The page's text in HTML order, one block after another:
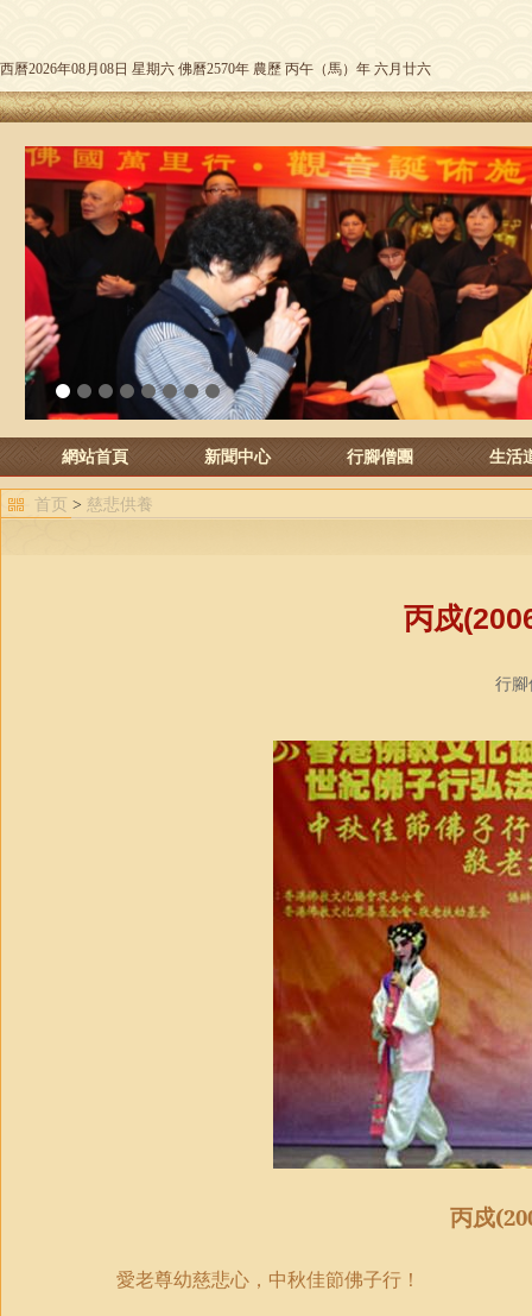
西曆2026年08月08日 星期六 佛曆2570年 農歷 丙午（馬）年 六月廿六
3 4 5 6 7 8
網站首頁 新聞中心 行腳僧團 生活
首页 > 慈悲供養
丙戍
行腳
丙戍
愛老尊幼慈悲心，中秋佳節佛子行！